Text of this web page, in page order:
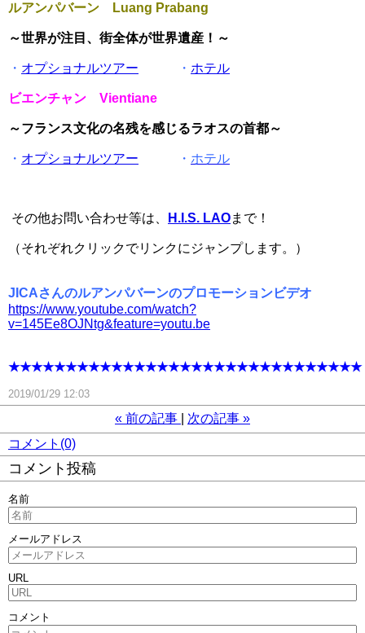
ルアンパバーン Luang Prabang
～世界が注目、街全体が世界遺産！～
・ オプショナルツアー ・ ホテル
ビエンチャン Vientiane
～フランス文化の名残を感じるラオスの首都～
・ オプショナルツアー ・ ホテル
その他お問い合わせ等は、 H.I.S. LAOまで！
（それぞれクリックでリンクにジャンプします。）
JICAさんのルアンパバーンのプロモーションビデオ
https://www.youtube.com/watch?
v=145Ee8OJNtg&feature=youtu.be
★★★★★★★★★★★★★★★★★★★★★★★★★★★★★★★
2019/01/29 12:03
« 前の記事 次の記事 »
コメント(0)
コメント投稿
名前
メールアドレス
URL
コメント